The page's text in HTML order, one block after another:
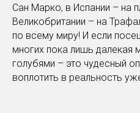
Сан Марко, в Испании – на
Великобритании – на
по всему миру! И если
многих пока лишь далекая
голубями – это чудесный
воплотить в реальность